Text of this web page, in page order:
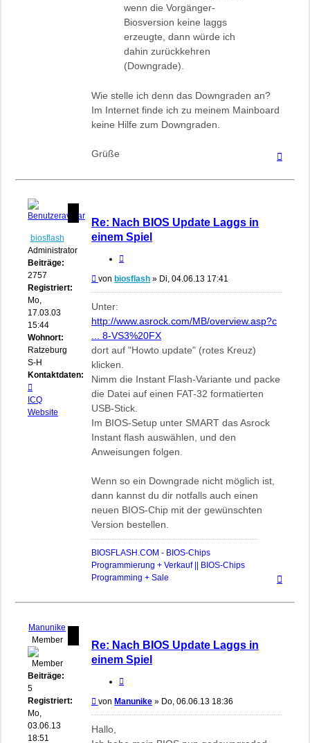
wenn die Vorgänger-
Biosversion keine laggs
erzeugte, dann würde ich
dahin zurückkehren
(Downgrade).
Wie stelle ich denn das Downgraden an?
Im Internet finde ich zu meinem Mainboard
keine Hilfe zum Downgraden.
Grüße
biosflash
Administrator
Beiträge:
2757
Registriert:
Mo,
17.03.03
15:44
Wohnort:
Ratzeburg,
S-H
Kontaktdaten:
von
biosflash
ICQ
Website
Re: Nach BIOS Update Laggs in
einem Spiel
Beitrag
von biosflash » Di, 04.06.13 17:41
Unter:
http://www.asrock.com/MB/overview.asp?c
... 8-VS3%20FX
dort auf "Howto update" (rotes Kreuz)
klicken.
Nimm die Instant Flash-Variante und packe
die Datei auf einen FAT-32 formatierten
USB-Stick.
Im BIOS-Setup unter SMART das Asrock
Instant flash auswählen, und den
Anweisungen folgen.
Wenn so ein Downgrade nicht möglich ist,
dann kannst du dir notfalls auch einen
neuen BIOS-Chip mit der gewünschten
Version bestellen.
BIOSFLASH.COM - BIOS-Chips
Programmierung + Verkauf || BIOS-Chips
Programming + Sale
Manunike
Member
Beiträge:
5
Registriert:
Mo,
03.06.13
18:51
Re: Nach BIOS Update Laggs in
einem Spiel
Beitrag
von Manunike » Do, 06.06.13 18:36
Hallo,